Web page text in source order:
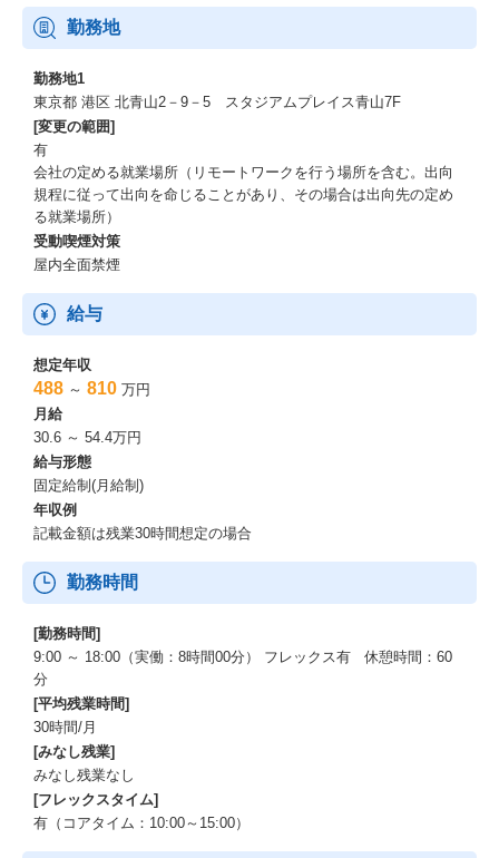
勤務地
勤務地1
東京都 港区 北青山2－9－5 スタジアムプレイス青山7F
[変更の範囲]
有
会社の定める就業場所​（リモートワークを行う場所を含む。出向
規程に従って出向を命じることがあり、その場合は出向先の定め
る就業場所）​
受動喫煙対策
屋内全面禁煙
給与
想定年収
488 ～ 810 万円
月給
30.6 ～ 54.4万円
給与形態
固定給制(月給制)
年収例
記載金額は残業30時間想定の場合
勤務時間
[勤務時間]
9:00 ～ 18:00（実働：8時間00分） フレックス有 休憩時間：60
分
[平均残業時間]
30時間/月
[みなし残業]
みなし残業なし
[フレックスタイム]
有（コアタイム：10:00～15:00）